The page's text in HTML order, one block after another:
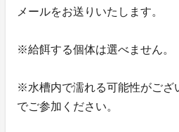
メールをお送りいたします。
※給餌する個体は選べません。
※水槽内で濡れる可能性がござ
でご参加ください。